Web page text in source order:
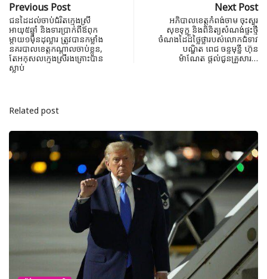
Previous Post
ជនដៃដល់ចាប់ជំរិតក្មេងស្រី
អាយុ៥ឆ្នាំ និងទារប្រាក់ពីឪពុក
ម្តាយ១ម៉ឺនដុល្លារ ត្រូវបានកម្លាំង
នគរបាលខេត្តកណ្តាលចាប់ខ្លួន,
តែអកុសលក្មេងស្រីរងគ្រោះបាន
ស្លាប់
Next Post
អភិបាលខេត្តកំពង់ចាម ចុះសួរ
សុខទុក្ខ និងពិនិត្យសំណង់ផ្ទះថ្មី
ចំណងដៃដ៏ថ្លៃថ្លារបស់លោកជំទាវ
បណ្ឌិត ពេជ ចន្ទមុន្នី ហ៊ុន
ម៉ាណែត ផ្តល់ជូនគ្រួសារ…
Related post
ព័ត៌មានជាតិ